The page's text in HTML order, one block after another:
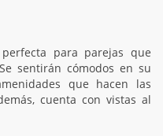
para parejas que
sentirán cómodos en su
que hacen las
cuenta con vistas al